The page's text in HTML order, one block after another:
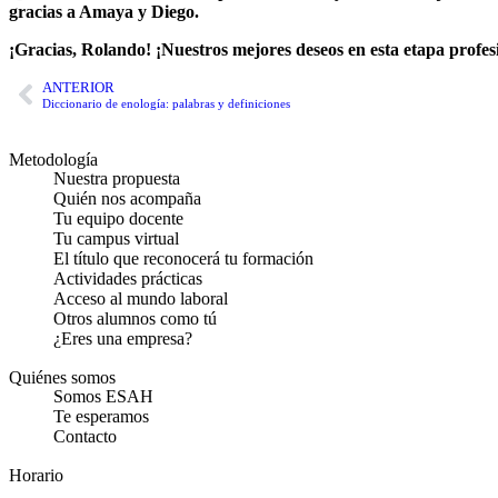
gracias a Amaya y Diego.
¡Gracias, Rolando! ¡Nuestros mejores deseos en esta etapa
ANTERIOR
Diccionario de enología: palabras y definiciones
Metodología
Nuestra propuesta
Quién nos acompaña
Tu equipo docente
Tu campus virtual
El título que reconocerá tu formación
Actividades prácticas
Acceso al mundo laboral
Otros alumnos como tú
¿Eres una empresa?
Quiénes somos
Somos ESAH
Te esperamos
Contacto
Horario